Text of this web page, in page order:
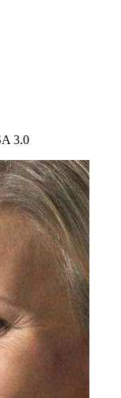
3.0